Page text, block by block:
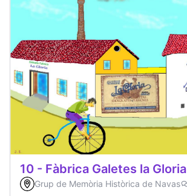
10 - Fàbrica Galetes la Gloria
Grup de Memòria Històrica de Navas